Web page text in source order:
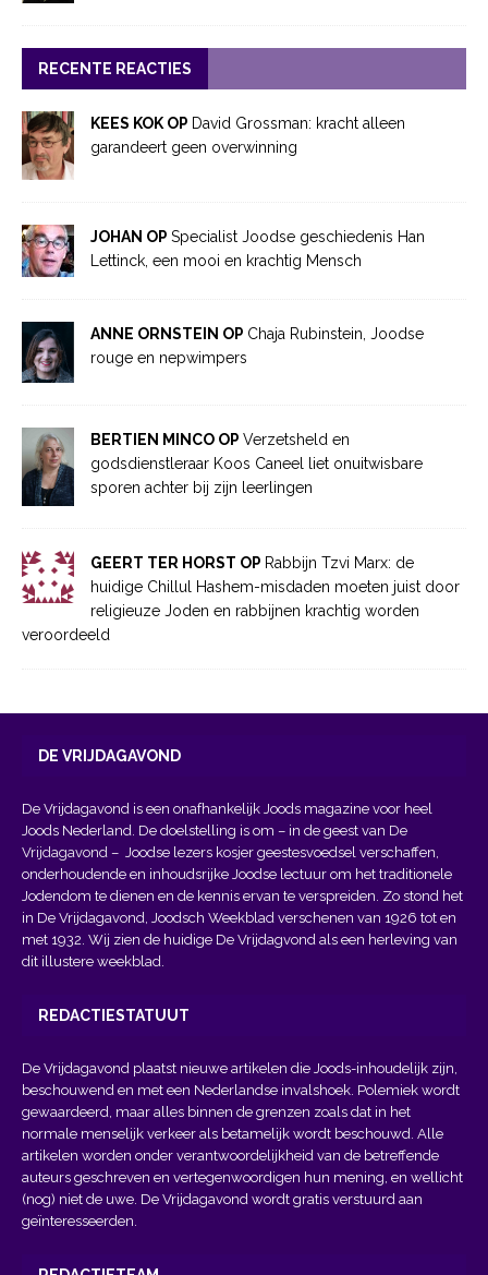
RECENTE REACTIES
KEES KOK OP David Grossman: kracht alleen
garandeert geen overwinning
JOHAN OP Specialist Joodse geschiedenis Han
Lettinck, een mooi en krachtig Mensch
ANNE ORNSTEIN OP Chaja Rubinstein, Joodse
rouge en nepwimpers
BERTIEN MINCO OP Verzetsheld en
godsdienstleraar Koos Caneel liet onuitwisbare
sporen achter bij zijn leerlingen
GEERT TER HORST OP Rabbijn Tzvi Marx: de
huidige Chillul Hashem-misdaden moeten juist door
religieuze Joden en rabbijnen krachtig worden
veroordeeld
DE VRIJDAGAVOND
De Vrijdagavond is een onafhankelijk Joods magazine voor heel
Joods Nederland. De doelstelling is om – in de geest van De
Vrijdagavond – Joodse lezers kosjer geestesvoedsel verschaffen,
onderhoudende en inhoudsrijke Joodse lectuur om het traditionele
Jodendom te dienen en de kennis ervan te verspreiden. Zo stond het
in De Vrijdagavond, Joodsch Weekblad verschenen van 1926 tot en
met 1932. Wij zien de huidige De Vrijdagvond als een herleving van
dit illustere weekblad.
REDACTIESTATUUT
De Vrijdagavond plaatst nieuwe artikelen die Joods-inhoudelijk zijn,
beschouwend en met een Nederlandse invalshoek. Polemiek wordt
gewaardeerd, maar alles binnen de grenzen zoals dat in het
normale menselijk verkeer als betamelijk wordt beschouwd. Alle
artikelen worden onder verantwoordelijkheid van de betreffende
auteurs geschreven en vertegenwoordigen hun mening, en wellicht
(nog) niet de uwe. De Vrijdagavond wordt gratis verstuurd aan
geïnteresseerden.